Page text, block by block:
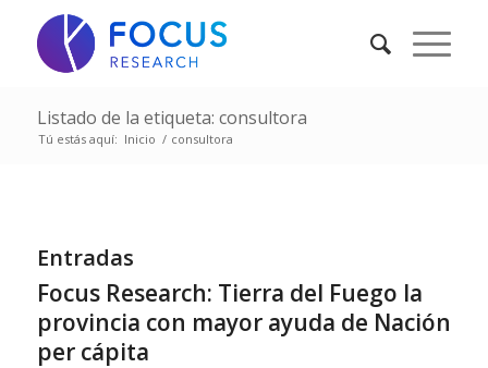
Listado de la etiqueta: consultora
Tú estás aquí: Inicio / consultora
Entradas
Focus Research: Tierra del Fuego la
provincia con mayor ayuda de Nación
per cápita